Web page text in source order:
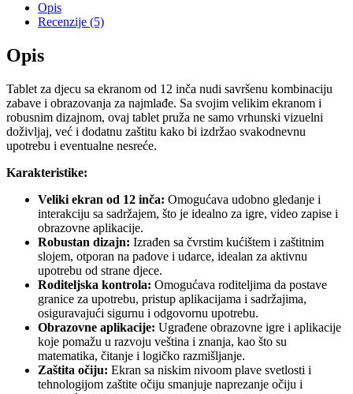
Opis
Recenzije (5)
Opis
Tablet za djecu sa ekranom od 12 inča nudi savršenu kombinaciju
zabave i obrazovanja za najmlađe. Sa svojim velikim ekranom i
robusnim dizajnom, ovaj tablet pruža ne samo vrhunski vizuelni
doživljaj, već i dodatnu zaštitu kako bi izdržao svakodnevnu
upotrebu i eventualne nesreće.
Karakteristike:
Veliki ekran od 12 inča: Omogućava udobno gledanje i
interakciju sa sadržajem, što je idealno za igre, video zapise i
obrazovne aplikacije.
Robustan dizajn: Izrađen sa čvrstim kućištem i zaštitnim
slojem, otporan na padove i udarce, idealan za aktivnu
upotrebu od strane djece.
Roditeljska kontrola: Omogućava roditeljima da postave
granice za upotrebu, pristup aplikacijama i sadržajima,
osiguravajući sigurnu i odgovornu upotrebu.
Obrazovne aplikacije: Ugrađene obrazovne igre i aplikacije
koje pomažu u razvoju veština i znanja, kao što su
matematika, čitanje i logičko razmišljanje.
Zaštita očiju: Ekran sa niskim nivoom plave svetlosti i
tehnologijom zaštite očiju smanjuje naprezanje očiju i